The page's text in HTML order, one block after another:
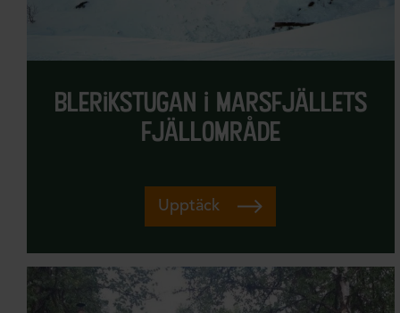
blerikstugan i marsfjällets
fjällområde
Upptäck